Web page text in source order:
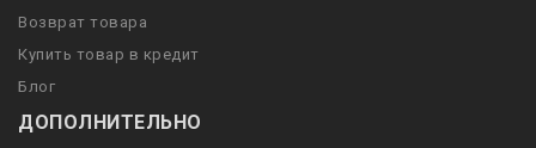
Возврат товара
Купить товар в кредит
Блог
ДОПОЛНИТЕЛЬНО